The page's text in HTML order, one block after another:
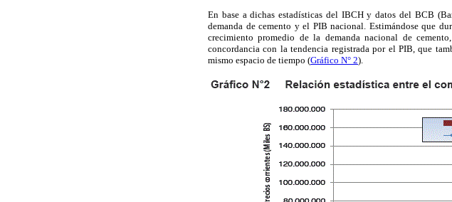
En base a dichas estadísticas del IBCH y datos del BCB
demanda de cemento y el PIB nacional. Estimándose que
crecimiento promedio de la demanda nacional de
concordancia con la tendencia registrada por el PIB, que
mismo espacio de tiempo (Gráfico N° 2).